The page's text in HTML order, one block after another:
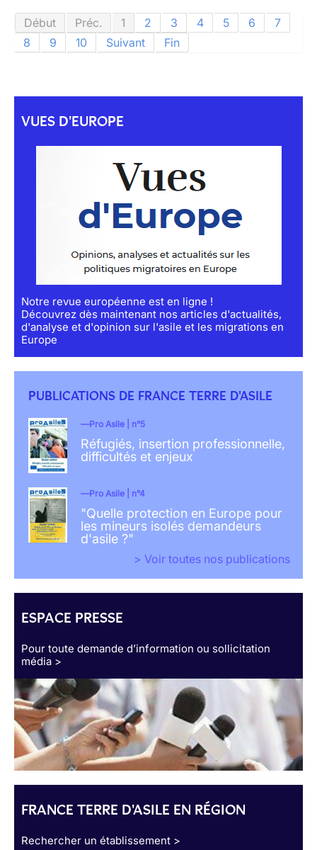
Début Préc. 1 2 3 4 5 6
7
8
9 10 Suivant Fin
VUES D'EUROPE
Notre revue européenne est en ligne !
Découvrez dès maintenant nos articles d'actualités,
d'analyse et d'opinion sur l'asile et les migrations en
Europe
PUBLICATIONS DE FRANCE TERRE D'ASILE
Pro Asile | n°5
Réfugiés, insertion professionnelle,
difficultés et enjeux
Pro Asile | n°4
"Quelle protection en Europe pour
les mineurs isolés demandeurs
d'asile ?"
> Voir toutes nos publications
ESPACE PRESSE
Pour toute demande d’information ou sollicitation
média >
FRANCE TERRE D'ASILE EN RÉGION
Rechercher un établissement >